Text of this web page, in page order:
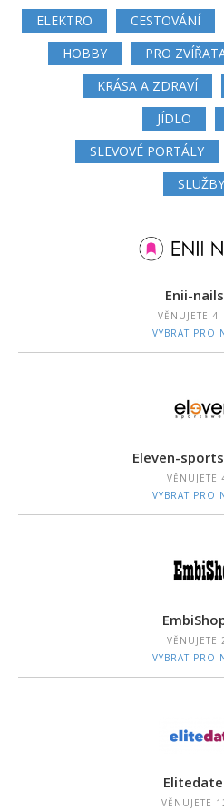
ELEKTRO
CESTOVÁNÍ
HOBBY
PRO
KRÁSA A ZDRAVÍ
JÍDLO
SLEVOVÉ PORTÁLY
SLUŽBY
Enii-
VĚNUJETE 4
VYBRAT PRO
Eleven-
VĚNUJETE
VYBRAT PRO
VĚNUJETE
VYBRAT PRO
Elitedate
VĚNUJETE